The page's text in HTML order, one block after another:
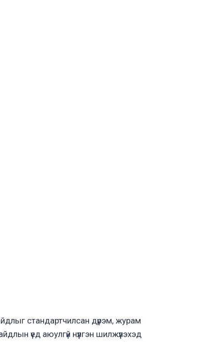
стандартчилсан дүрэм, журам
үед аюулгүй нүүлгэн шилжүүлэхэд